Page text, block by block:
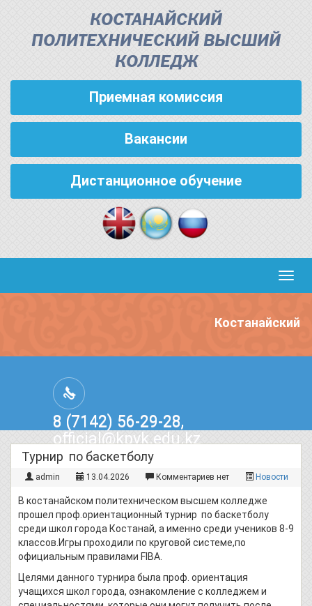
КОСТАНАЙСКИЙ
ПОЛИТЕХНИЧЕСКИЙ ВЫСШИЙ
КОЛЛЕДЖ
Приемная комиссия
Вакансии
Дистанционное обучение
Костанайский
8 (7142) 56-29-28,
official@kpvk.edu.kz
г.Костанай, Проспект Кобыланды
Батыра, 3
Турнир по баскетболу
admin 13.04.2026 Комментариев нет Новости
В костанайском политехническом высшем колледже
прошел проф.ориентационный турнир по баскетболу
среди школ города Костанай, а именно среди учеников 8-9
классов.Игры проходили по круговой системе,по
официальным правилами FIBA.
Целями данного турнира была проф. ориентация
учащихся школ города, ознакомление с колледжем и